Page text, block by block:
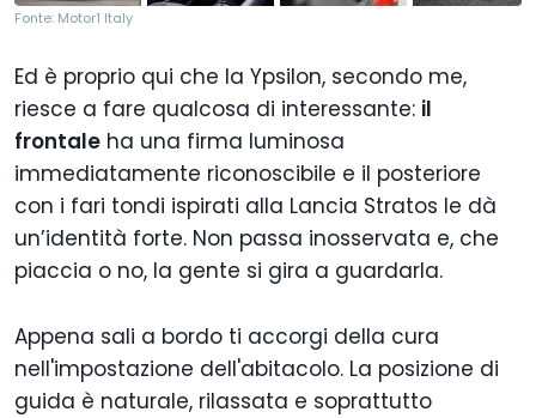
Fonte: Motor1 Italy
Ed è proprio qui che la Ypsilon, secondo me,
riesce a fare qualcosa di interessante: il
frontale ha una firma luminosa
immediatamente riconoscibile e il posteriore
con i fari tondi ispirati alla Lancia Stratos le dà
un’identità forte. Non passa inosservata e, che
piaccia o no, la gente si gira a guardarla.
Appena sali a bordo ti accorgi della cura
nell'impostazione dell'abitacolo. La posizione di
guida è naturale, rilassata e soprattutto